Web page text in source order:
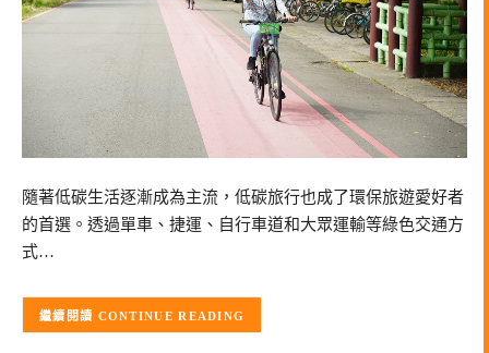
隨著低碳生活逐漸成為主流，低碳旅行也成了環保旅遊愛好者
的首選。透過單車、捷運、自行車道和大眾運輸等綠色交通方
式…
CONTINUE READING